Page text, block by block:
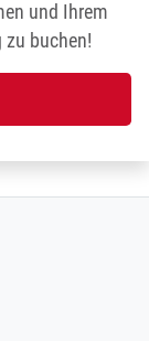
und Ihrem
zu buchen!